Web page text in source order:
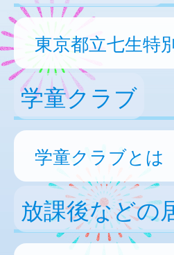
東京都立七生特
学童クラブ
学童クラブとは
放課後などの